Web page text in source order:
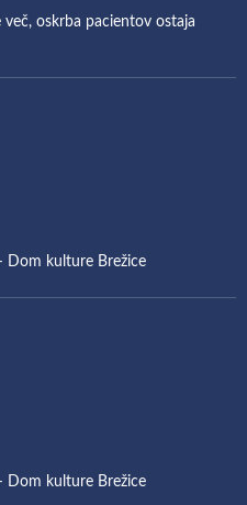
oskrba pacientov ostaja
Dom kulture Brežice
Dom kulture Brežice